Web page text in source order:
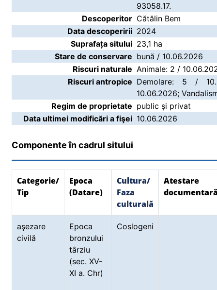
93058.17.
Descoperitor Cătălin Bem
Data descoperirii 2024
Suprafața sitului 23,1 ha
Stare de conservare bună / 10.06.2026
Riscuri naturale Animale: 2 /
Riscuri antropice Demolare: 5 /
10.06.2026;
Regim de proprietate public şi privat
Data ultimei modificări a fişei 10.06.2026
Componente în cadrul sitului
Categorie/
Tip
Epoca
(Datare)
Cultura/
Faza
culturală
Atestare
aşezare
civilă
Epoca
bronzului
târziu
(sec. XV-
XI a. Chr)
Coslogeni